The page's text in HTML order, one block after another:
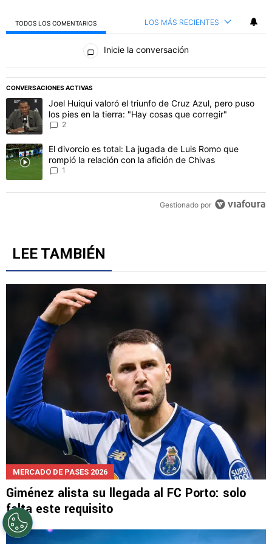
TODOS LOS COMENTARIOS LOS MÁS RECIENTES
Todos los comentarios
Inicie la conversación
CONVERSACIONES ACTIVAS
Este listado muestra los artículos con más comentarios en los
Un artículo de tendencia con el título "Joel Huiqui valoró el triunfo
Joel Huiqui valoró el triunfo de Cruz Azul, pero puso
los pies en la tierra: "Hay cosas que corregir"
Un artículo de tendencia con el título "El divorcio es total: La
El divorcio es total: La jugada de Luis Romo que
LEE TAMBIÉN
MERCADO DE PASES 2026